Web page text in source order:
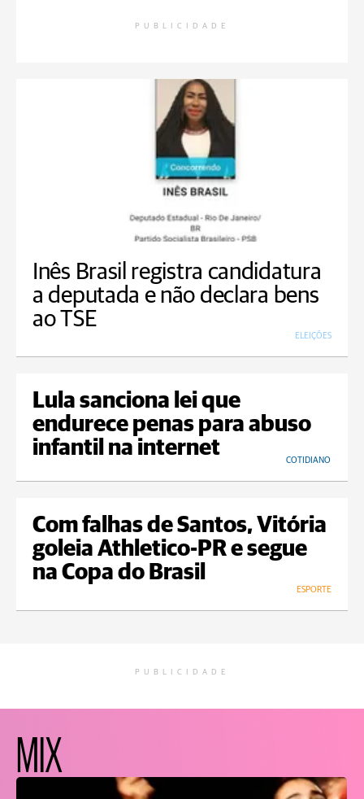
PUBLICIDADE
Inês Brasil registra candidatura
a deputada e não declara bens
ao TSE
ELEIÇÕES
Lula sanciona lei que
endurece penas para abuso
infantil na internet
COTIDIANO
Com falhas de Santos, Vitória
goleia Athletico-PR e segue
na Copa do Brasil
ESPORTE
PUBLICIDADE
MIX